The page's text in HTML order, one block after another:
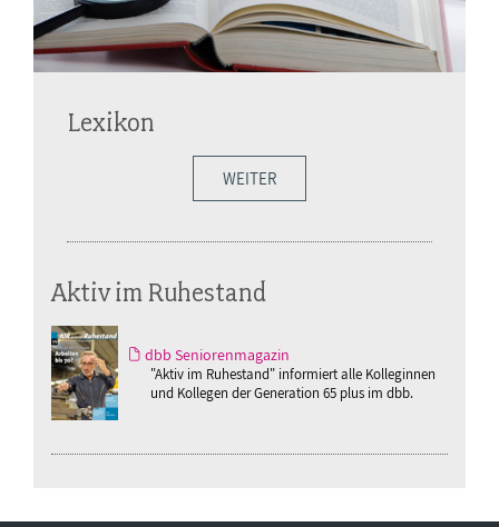
Lexikon
WEITER
Aktiv im Ruhestand
dbb Seniorenmagazin
"Aktiv im Ruhestand" informiert alle Kolleginnen
und Kollegen der Generation 65 plus im dbb.